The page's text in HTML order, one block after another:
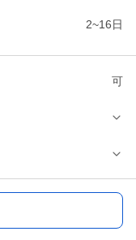
2~16日
可